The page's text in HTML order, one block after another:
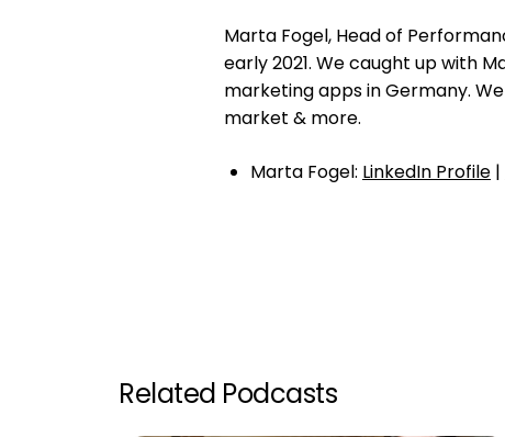
Marta Fogel, Head of
early 2021. We caught up with
marketing apps in Germany.
market & more.
Marta Fogel: LinkedIn Profile |
Related Podcasts